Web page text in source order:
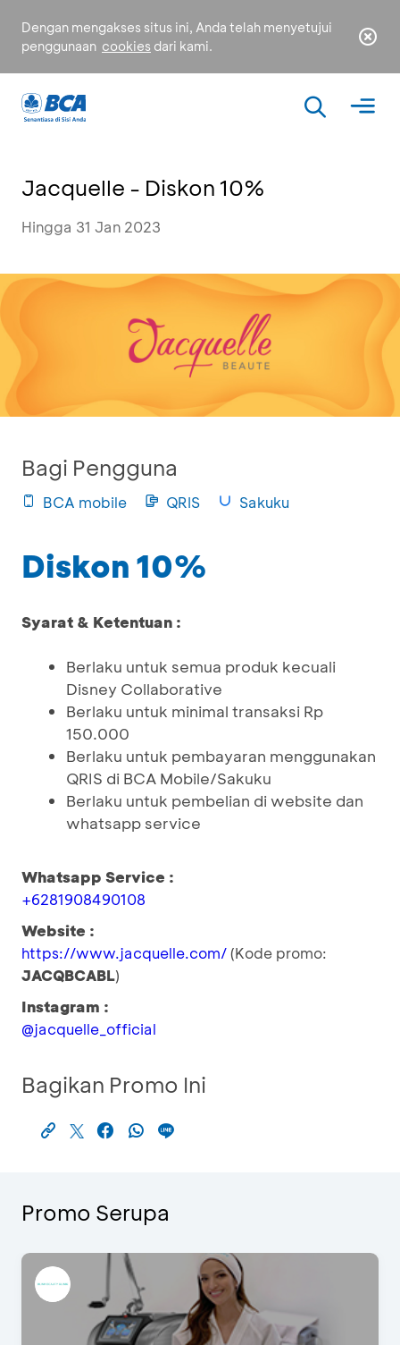
Dengan mengakses situs ini, Anda telah menyetujui
penggunaan cookies dari kami.
Jacquelle - Diskon 10%
Hingga 31 Jan 2023
Bagi Pengguna
BCA mobile QRIS Sakuku
Diskon 10%
Syarat & Ketentuan :
Berlaku untuk semua produk kecuali
Disney Collaborative
Berlaku untuk minimal transaksi Rp
150.000
Berlaku untuk pembayaran menggunakan
QRIS di BCA Mobile/Sakuku
Berlaku untuk pembelian di website dan
whatsapp service
Whatsapp Service :
+6281908490108
Website :
https://www.jacquelle.com/(Kode promo:
JACQBCABL)
Instagram :
@jacquelle_official
Bagikan Promo Ini
Promo Serupa